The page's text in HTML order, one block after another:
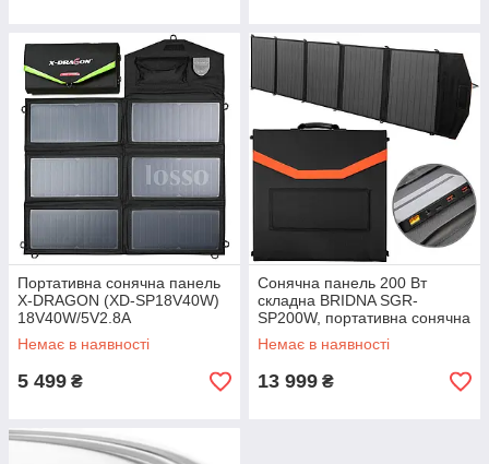
Портативна сонячна панель
X-DRAGON (XD-SP18V40W)
18V40W/5V2.8A
Немає в наявності
5 499 ₴
Сонячна панель 200 Вт
складна BRIDNA SGR-
SP200W, портативна сонячна
батарея
Немає в наявності
13 999 ₴